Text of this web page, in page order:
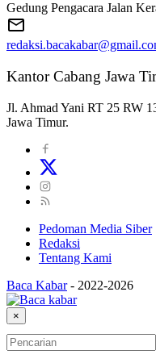
Gedung Pengacara Jalan
Kantor Cabang Jawa
Jl. Ahmad Yani RT 25 RW
Jawa Timur.
Pedoman Media Siber
Redaksi
Tentang Kami
Baca Kabar - 2022-2026
×